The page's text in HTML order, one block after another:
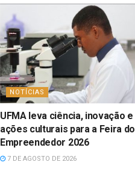
NOTÍCIAS
UFMA leva ciência, inovação e
ações culturais para a Feira do
Empreendedor 2026
7 DE AGOSTO DE 2026